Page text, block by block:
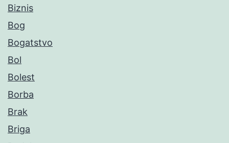
Biznis
Bog
Bogatstvo
Bol
Bolest
Borba
Brak
Briga